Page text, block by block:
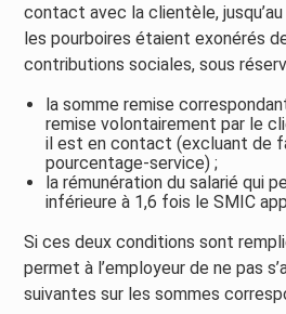
contact avec la clientèle,
les pourboires étaient exonérés
contributions sociales, sous
la somme remise
remise volontairement par le
il est en contact (excluant de
pourcentage-service) ;
la rémunération du salarié qui
inférieure à 1,6 fois le SMIC
Si ces deux conditions sont
permet à l’employeur de ne pas
suivantes sur les sommes